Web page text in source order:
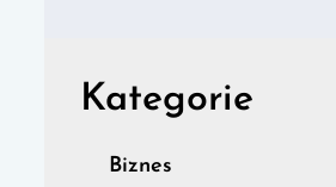
Kategorie
Biznes